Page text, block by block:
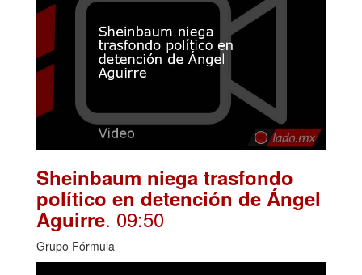
Sheinbaum niega trasfondo
político en detención de Ángel
Aguirre. 09:50
Grupo Fórmula